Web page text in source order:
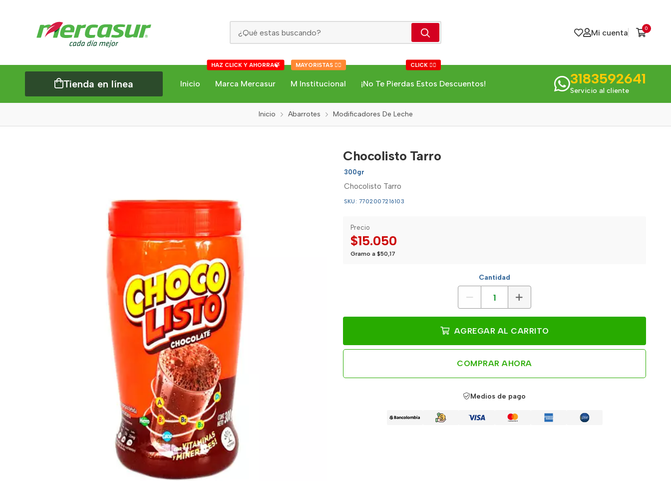
Mi cuenta 0
Tienda en línea Inicio Marca Mercasur
HAZ CLICK Y AHORRA🍃
M Institucional
MAYORISTAS 👇🏻
¡No Te Pierdas Estos Descuentos!
CLICK 👇🏻
3183592641
Servicio al cliente
Inicio Abarrotes Modificadores De Leche
Chocolisto Tarro
300gr
Chocolisto Tarro
SKU: 7702007216103
Precio
$15.050
Gramo a $50,17
Cantidad
AGREGAR AL CARRITO
COMPRAR AHORA
Medios de pago